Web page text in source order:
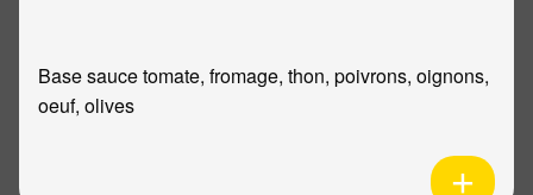
Base sauce tomate, fromage, thon, poivrons, oignons,
oeuf, olives